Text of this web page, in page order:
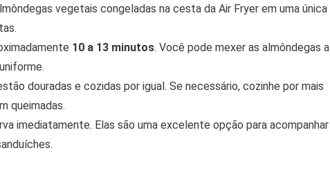
vegetais congeladas na cesta da Air Fryer em uma única
10 a 13 minutos. Você pode mexer as almôndegas a
douradas e cozidas por igual. Se necessário, cozinhe por mais
queimadas.
imediatamente. Elas são uma excelente opção para acompanhar